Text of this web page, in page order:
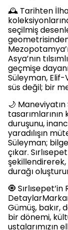
🕰️ Tarihten
seçilmiş
Asya’nın
geçmişe
Süleyman,
süs değil; bir
🌙
tasarımlarının
duruşunu,
yaradılışın
Süleyman;
çıkar.
durağı
🧿
Gümüş, bakır,
bir dönemi,
ustalarımızın